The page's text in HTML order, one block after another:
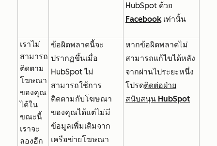
HubSpot ด้วย
Facebookเท่านั้น
เราไม่
สามารถ
ติดตาม
โฆษณา
ของคุณ
ได้ใน
ขณะนี้
เราจะ
ลองอีก
ข้อผิดพลาดนี้จะ
ปรากฏขึ้นเมื่อ
HubSpot ไม่
สามารถใช้การ
ติดตามกับโฆษณา
ของคุณได้แต่ไม่มี
ข้อมูลเพิ่มเติมจาก
เครือข่ายโฆษณา
หากข้อผิดพลาดไม่
สามารถแก้ไขได้หลัง
จากผ่านไประยะหนึ่ง
โปรดติดต่อฝ่าย
สนับสนุน HubSpot